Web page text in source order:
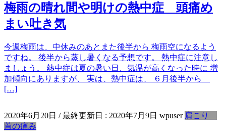
梅雨の晴れ間や明けの熱中症 頭痛め
まい吐き気
今週梅雨は、中休みのあとまた後半から 梅雨空になるよう
ですね。 後半から蒸し暑くなる予想です。 熱中症に注意し
ましょう。 熱中症は夏の暑い日、気温が高くなった時に 増
加傾向にありますが、 実は、熱中症は、 ６月後半から
[…]
2020年6月20日 / 最終更新日 : 2020年7月9日 wpuser 肩こり
首の痛み